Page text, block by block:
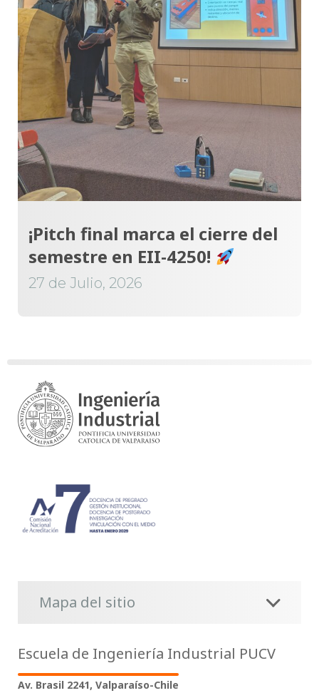
¡Pitch final marca el cierre del
semestre en EII-4250!
27 de Julio, 2026
Mapa del sitio
Escuela de Ingeniería Industrial PUCV
Av. Brasil 2241, Valparaíso-Chile